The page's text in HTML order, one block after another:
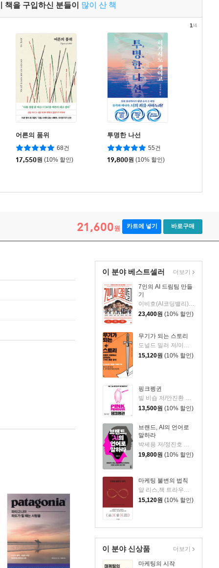
책을 구입하신 분들이 많이 산 책
어른의 품위
68건
17,550원 (10% 할인)
투명한 나선
55건
19,800원 (10% 할인)
1/4
21,600원 카트에 넣기 바로구매
이 분야 베스트셀러
7인의 AI 드림팀 만들
기
이비호(AI코딩밸리) 저
23,400원 (10% 할인)
무기가 되는 스토리
도널드 밀러 저/이지연 역
15,120원 (10% 할인)
핑크펭귄
빌 비숍 저/안진환 역/박재현,강규형 감수
13,500원 (10% 할인)
브랜드, AI의 언어로
말하라
19,800원 (10% 할인)
마케팅 불변의 법칙
알 리스,잭 트라우트 저/이수정 역/정지혜 감수
15,120원 (10% 할인)
더보기
이 분야 신상품
마케팅의 시작
더보기